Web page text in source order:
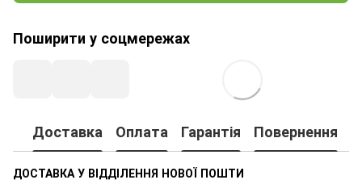
Поширити у соцмережах
Доставка Оплата Гарантія Повернення
ДОСТАВКА У ВІДДІЛЕННЯ НОВОЇ ПОШТИ